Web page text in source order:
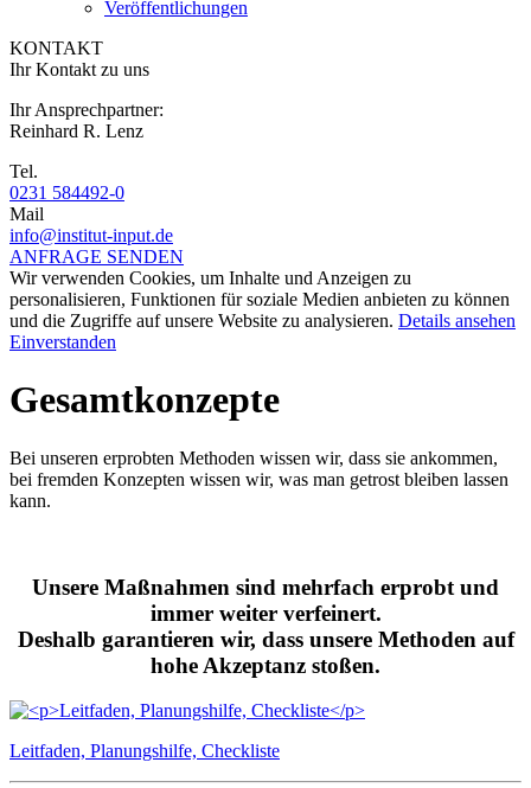
Veröffentlichungen
KONTAKT
Ihr Kontakt zu uns
Ihr Ansprechpartner:
Reinhard R. Lenz
Tel.
0231 584492-0
Mail
info@institut-input.de
ANFRAGE SENDEN
Wir verwenden Cookies, um Inhalte und Anzeigen zu
personalisieren, Funktionen für soziale Medien anbieten zu können
und die Zugriffe auf unsere Website zu analysieren. Details ansehen
Einverstanden
Gesamtkonzepte
Bei unseren erprobten Methoden wissen wir, dass sie ankommen,
bei fremden Konzepten wissen wir, was man getrost bleiben lassen
kann.
Unsere Maßnahmen sind mehrfach erprobt und
immer weiter verfeinert.
Deshalb garantieren wir, dass unsere Methoden auf
hohe Akzeptanz stoßen.
Leitfaden, Planungshilfe, Checkliste